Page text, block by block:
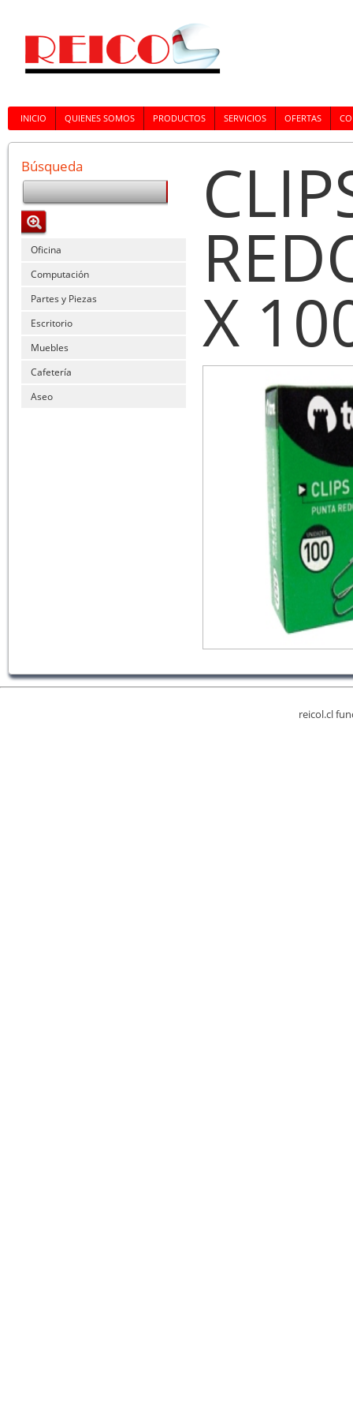
INICIO QUIENES SOMOS PRODUCTOS SERVICIOS OFERTAS
Búsqueda
Oficina
Computación
Partes y Piezas
Escritorio
Muebles
Cafetería
Aseo
X
reicol.cl